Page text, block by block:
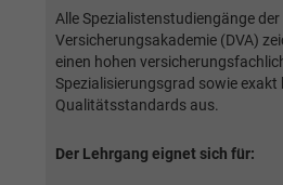
Alle Spezialistenstudiengänge
Versicherungsakademie (DVA)
einen hohen
Spezialisierungsgrad sowie exakt
Qualitätsstandards aus.
Der Lehrgang eignet sich für:
dies eingestellt hat.
Name fe_typo3_user
Zweck
eine Website
den ersten und
Analytics
Name _gid